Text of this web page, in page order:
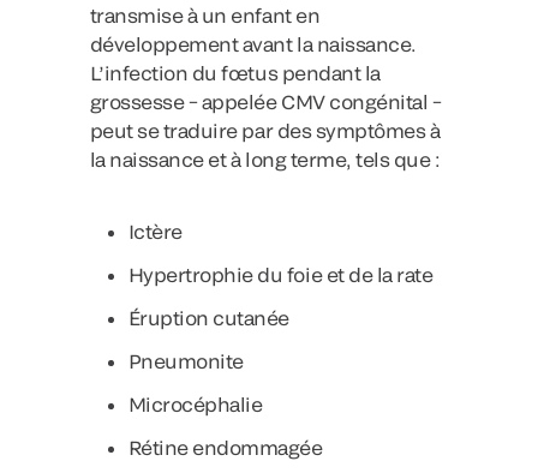
transmise à un enfant en
développement avant la naissance.
L’infection du fœtus pendant la
grossesse − appelée CMV congénital −
peut se traduire par des symptômes à
la naissance et à long terme, tels que :
Ictère
Hypertrophie du foie et de la rate
Éruption cutanée
Pneumonite
Microcéphalie
Rétine endommagée